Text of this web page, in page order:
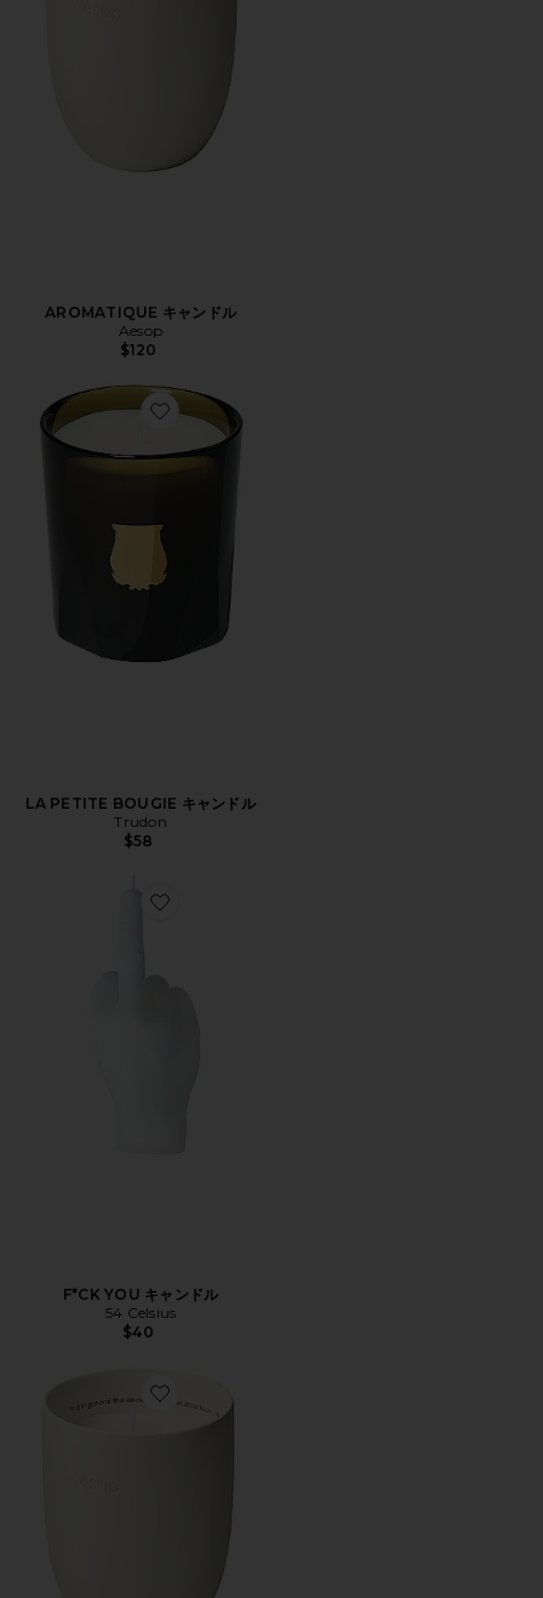
AROMATIQUE キャンドル
Aesop
$120
Favorite LA PETITE BOUGIE キャンドル
LA PETITE BOUGIE キャンドル
Trudon
$58
Favorite F*CK YOU キャンドル
F*CK YOU キャンドル
54 Celsius
$40
Favorite AROMATIQUE キャンドル